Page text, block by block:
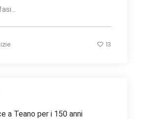
13
a Teano per i 150 anni